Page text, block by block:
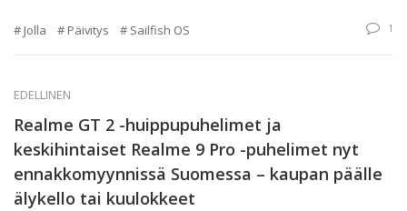
Jolla Päivitys Sailfish OS 1
EDELLINEN
Realme GT 2 -huippupuhelimet ja
keskihintaiset Realme 9 Pro -puhelimet nyt
ennakkomyynnissä Suomessa – kaupan päälle
älykello tai kuulokkeet